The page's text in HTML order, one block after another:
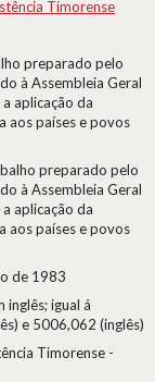
Timorense
preparado pelo
à Assembleia Geral
aplicação da
aos países e povos
preparado pelo
à Assembleia Geral
aplicação da
aos países e povos
de 1983
inglês; igual á
e 5006,062 (inglês)
Timorense -